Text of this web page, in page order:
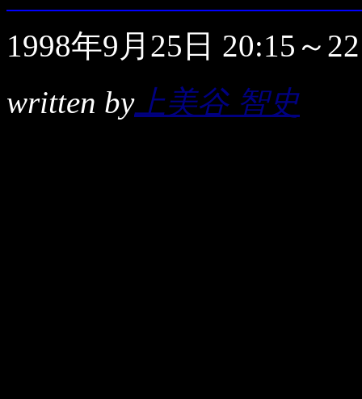
1998年9月25日 20:15～
written by上美谷 智史